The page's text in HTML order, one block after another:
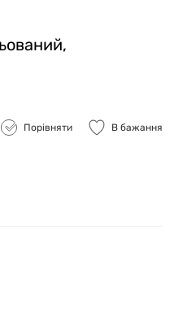
Порівняти В бажання